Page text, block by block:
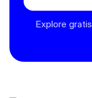
Explore